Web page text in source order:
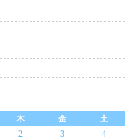
木 金
土
2 3
4